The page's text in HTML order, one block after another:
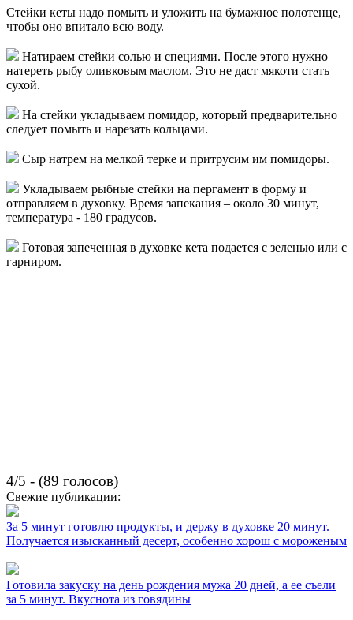
Стейки кеты надо помыть и уложить на бумажное полотенце,
чтобы оно впитало всю воду.
Натираем стейки солью и специями. После этого нужно
натереть рыбу оливковым маслом. Это не даст мякоти стать
сухой.
На стейки укладываем помидор, который предварительно
следует помыть и нарезать кольцами.
Сыр натрем на мелкой терке и притрусим им помидоры.
Укладываем рыбные стейки на пергамент в форму и
отправляем в духовку. Время запекания – около 30 минут,
температура - 180 градусов.
Готовая запеченная в духовке кета подается с зеленью или с
гарниром.
4/5 - (89 голосов)
Свежие публикации:
За 5 минут готовлю продукты, и держу в духовке 20 минут.
Получается изысканный десерт, особенно хорош с мороженым
Готовила закуску на день рождения мужа 20 дней, а ее съели
за 5 минут. Вкуснота из говядины